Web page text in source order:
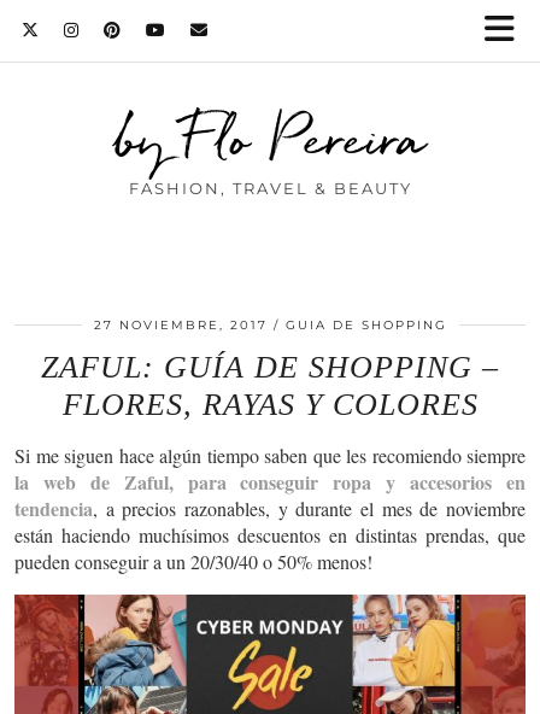
by Flo Pereira
FASHION, TRAVEL & BEAUTY
27 NOVIEMBRE, 2017 GUIA DE SHOPPING
ZAFUL: GUÍA DE SHOPPING –
FLORES, RAYAS Y COLORES
Si me siguen hace algún tiempo saben que les recomiendo siempre
la web de Zaful, para conseguir ropa y accesorios en
tendencia, a precios razonables, y durante el mes de noviembre
están haciendo muchísimos descuentos en distintas prendas, que
pueden conseguir a un 20/30/40 o 50% menos!